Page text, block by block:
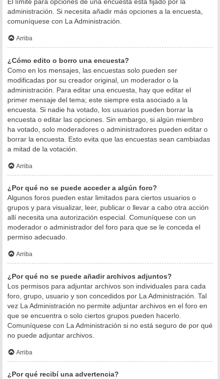
administración. Si necesita añadir más opciones a la encuesta,
comuníquese con La Administración.
Arriba
¿Cómo edito o borro una encuesta?
Como en los mensajes, las encuestas solo pueden ser
modificadas por su creador original, un moderador o la
administración. Para editar una encuesta, hay que editar el
primer mensaje del tema; este siempre esta asociado a la
encuesta. Si nadie ha votado, los usuarios pueden borrar la
encuesta o editar las opciones. Sin embargo, si algún miembro
ha votado, solo moderadores o administradores pueden editar o
borrar la encuesta. Esto evita que las encuestas sean cambiadas
a mitad de la votación.
Arriba
¿Por qué no se puede acceder a algún foro?
Algunos foros pueden estar limitados para ciertos usuarios o
grupos y para visualizar, leer, publicar o llevar a cabo otra acción
allí necesita una autorización especial. Comuníquese con un
moderador o administrador del foro para que se le conceda el
permiso adecuado.
Arriba
¿Por qué no se puede añadir archivos adjuntos?
Los permisos para adjuntar archivos son individuales para cada
foro, grupo, usuario y son concedidos por La Administración. Tal
vez La Administración no permite adjuntar archivos en el foro en
que se encuentra o solo ciertos grupos pueden hacerlo.
Comuníquese con La Administración si no está seguro de por qué
no puede adjuntar archivos.
Arriba
¿Por qué recibí una advertencia?